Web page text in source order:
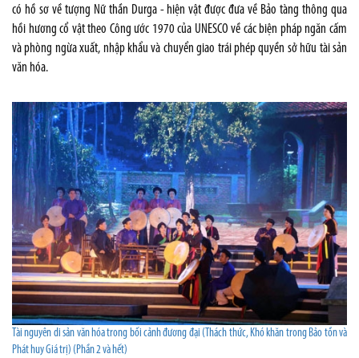
có hồ sơ về tượng Nữ thần Durga - hiện vật được đưa về Bảo tàng thông qua
hồi hương cổ vật theo Công ước 1970 của UNESCO về các biện pháp ngăn cấm
và phòng ngừa xuất, nhập khẩu và chuyển giao trái phép quyền sở hữu tài sản
văn hóa.
Tài nguyên di sản văn hóa trong bối cảnh đương đại (Thách thức, Khó khăn trong Bảo tồn và
Phát huy Giá trị) (Phần 2 và hết)